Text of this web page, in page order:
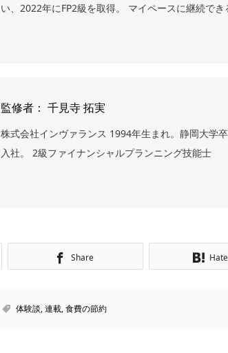
い、2022年にFP2級を取得。 マイペースに継続で
監修者： 千見寺 拓実
株式会社インヴァランス 1994年生まれ。静岡大学
入社。 2級ファイナンシャルプランニング技能士
Share
体験談,連載,食費の節約